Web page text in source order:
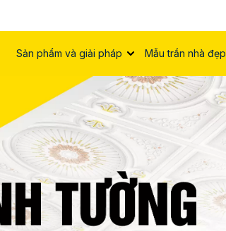
Sản phẩm và giải pháp Mẫu trần nhà đẹp